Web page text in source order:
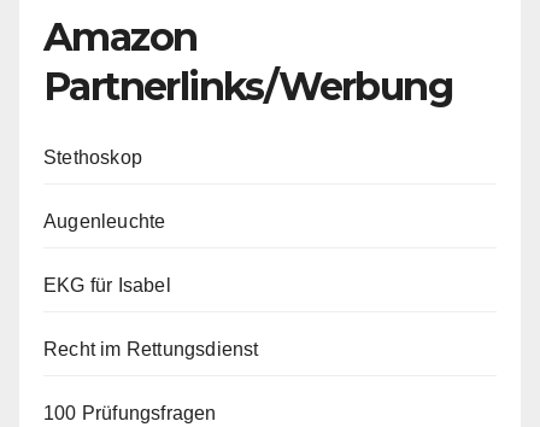
Amazon
Partnerlinks/Werbung
Stethoskop
Augenleuchte
EKG für Isabel
Recht im Rettungsdienst
100 Prüfungsfragen